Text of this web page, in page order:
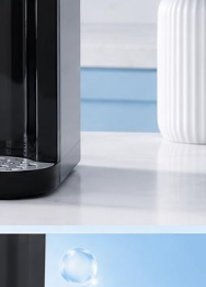
Jika payment sebelum jam
pukul 15.00 WIB
pukul 16.00 WIB
berlaku